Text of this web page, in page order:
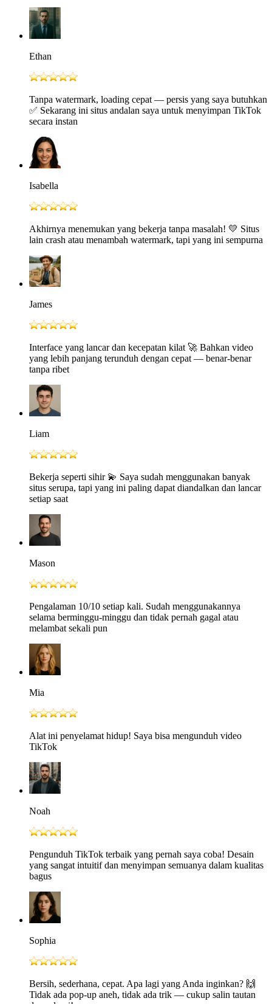
Ethan
Tanpa watermark, loading cepat — persis yang saya butuhkan
✅ Sekarang ini situs andalan saya untuk menyimpan TikTok
secara instan
Isabella
Akhirnya menemukan yang bekerja tanpa masalah! 💛 Situs
lain crash atau menambah watermark, tapi yang ini sempurna
James
Interface yang lancar dan kecepatan kilat 🚀 Bahkan video
yang lebih panjang terunduh dengan cepat — benar-benar
tanpa ribet
Liam
Bekerja seperti sihir 💫 Saya sudah menggunakan banyak
situs serupa, tapi yang ini paling dapat diandalkan dan lancar
setiap saat
Mason
Pengalaman 10/10 setiap kali. Sudah menggunakannya
selama berminggu-minggu dan tidak pernah gagal atau
melambat sekali pun
Mia
Alat ini penyelamat hidup! Saya bisa mengunduh video
TikTok
Noah
Pengunduh TikTok terbaik yang pernah saya coba! Desain
yang sangat intuitif dan menyimpan semuanya dalam kualitas
bagus
Sophia
Bersih, sederhana, cepat. Apa lagi yang Anda inginkan? 🙌
Tidak ada pop-up aneh, tidak ada trik — cukup salin tautan